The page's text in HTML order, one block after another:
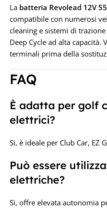
La batteria Revolead 12V
compatibile con numerosi
cleaning e sistemi di
Deep Cycle ad alta capacità.
terminali prima della
FAQ
È adatta per golf
elettrici?
Sì, è ideale per Club Car, EZ
Può essere
elettriche?
Sì, offre elevata autonomia